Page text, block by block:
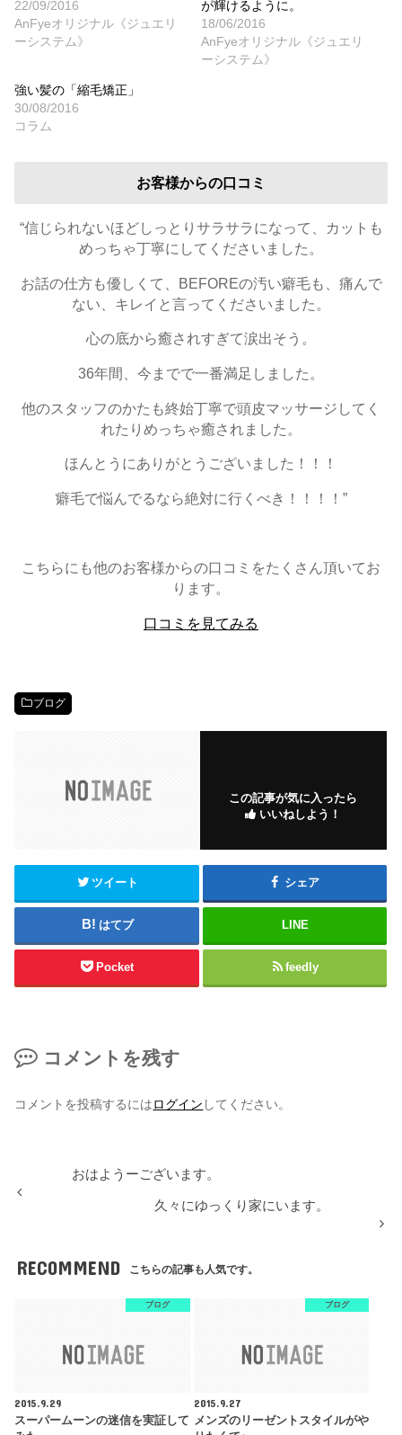
22/09/2016
AnFyeオリジナル《ジュエリ
ーシステム》
が輝けるように。
18/06/2016
AnFyeオリジナル《ジュエリ
ーシステム》
強い髪の「縮毛矯正」
30/08/2016
コラム
お客様からの口コミ
“信じられないほどしっとりサラサラになって、カットも
めっちゃ丁寧にしてくださいました。
お話の仕方も優しくて、BEFOREの汚い癖毛も、痛んで
ない、キレイと言ってくださいました。
心の底から癒されすぎて涙出そう。
36年間、今までで一番満足しました。
他のスタッフのかたも終始丁寧で頭皮マッサージしてく
れたりめっちゃ癒されました。
ほんとうにありがとうございました！！！
癖毛で悩んでるなら絶対に行くべき！！！！”
こちらにも他のお客様からの口コミをたくさん頂いてお
ります。
口コミを見てみる
ブログ
この記事が気に入ったら
いいねしよう！
ツイート シェア
はてブ LINE
Pocket feedly
コメントを残す
コメントを投稿するにはログイン してください。
おはようーございます。
久々にゆっくり家にいます。
RECOMMEND こちらの記事も人気です。
ブログ
2015.9.29
スーパームーンの迷信を実証して
ブログ
2015.9.27
メンズのリーゼントスタイルがや